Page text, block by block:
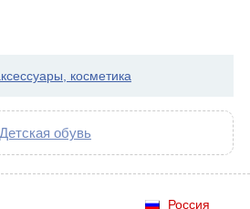
косметика
Детская обувь
Россия